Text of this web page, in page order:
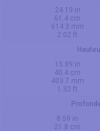
24.19 in
61.4 cm
614.3 mm
2.02 ft
15.89 in
40.4 cm
403.7 mm
1.32 ft
8.59 in
21.8 cm